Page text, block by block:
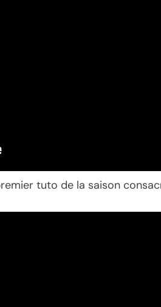
tuto de la saison